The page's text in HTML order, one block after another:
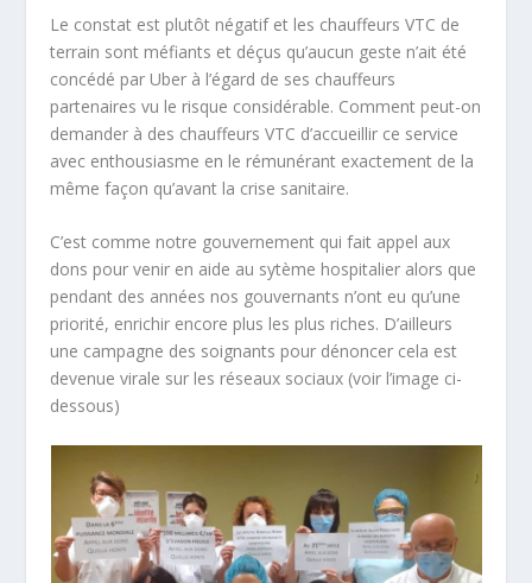
Le constat est plutôt négatif et les chauffeurs VTC de
terrain sont méfiants et déçus qu’aucun geste n’ait été
concédé par Uber à l’égard de ses chauffeurs
partenaires vu le risque considérable. Comment peut-on
demander à des chauffeurs VTC d’accueillir ce service
avec enthousiasme en le rémunérant exactement de la
même façon qu’avant la crise sanitaire.
C’est comme notre gouvernement qui fait appel aux
dons pour venir en aide au sytème hospitalier alors que
pendant des années nos gouvernants n’ont eu qu’une
priorité, enrichir encore plus les plus riches. D’ailleurs
une campagne des soignants pour dénoncer cela est
devenue virale sur les réseaux sociaux (voir l’image ci-
dessous)